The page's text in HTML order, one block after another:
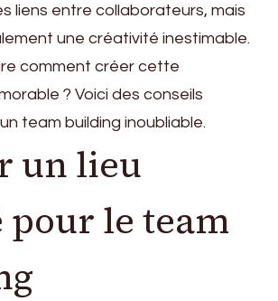
liens entre collaborateurs, mais
une créativité inestimable.
comment créer cette
? Voici des conseils
team building inoubliable.
un lieu
pour le team